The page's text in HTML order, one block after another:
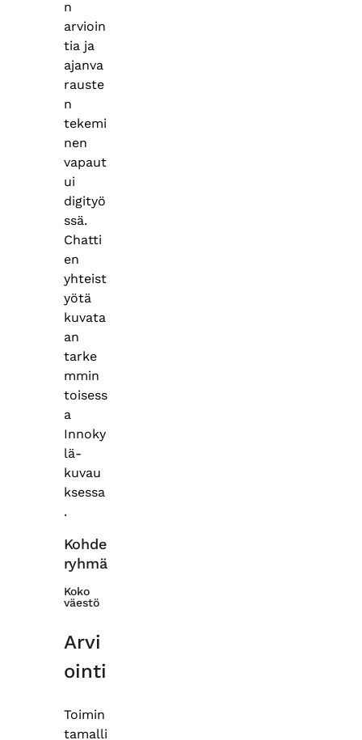
n
arvioin
tia ja
ajanva
rauste
n
tekemi
nen
vapaut
ui
digityö
ssä.
Chatti
en
yhteist
yötä
kuvata
an
tarke
mmin
toisess
a
Innoky
lä-
kuvau
ksessa
.
Kohde
ryhmä
Koko
väestö
Arvi
ointi
Toimin
tamalli